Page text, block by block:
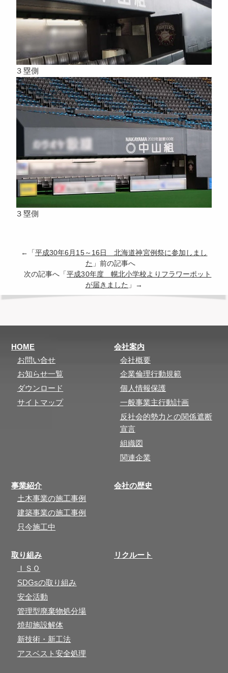
３塁側
３塁側
←「平成30年6月15～16日 北海道神宮例祭に参加しまし
た 」前の記事へ
次の記事へ「平成30年度 幌北小学校よりフラワーポット
が届きました 」→
HOME
お問い合せ
お知らせ一覧
ダウンロード
サイトマップ
会社案内
会社概要
企業倫理行動規範
個人情報保護
一般事業主行動計画
反社会的勢力との関係遮断
宣言
組織図
関連企業
事業紹介
土木事業の施工事例
建築事業の施工事例
只今施工中
会社の歴史
取り組み
ＩＳＯ
SDGsの取り組み
安全活動
管理型廃棄物処分場
焼却施設解体
新技術・新工法
アスベスト安全処理
リクルート